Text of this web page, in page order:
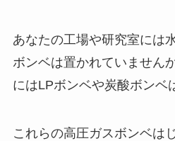
あなたの工場や研究室には
ボンベは置かれていません
にはLPボンベや炭酸ボンベ
これらの高圧ガスボンベは